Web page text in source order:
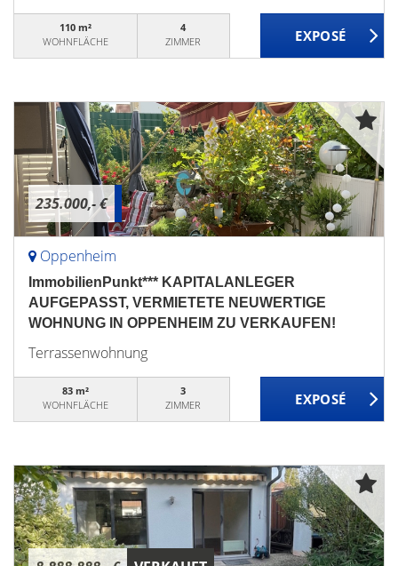
110 m²
WOHNFLÄCHE
4
ZIMMER
235.000,- €
Oppenheim
ImmobilienPunkt*** KAPITALANLEGER
AUFGEPASST, VERMIETETE NEUWERTIGE
WOHNUNG IN OPPENHEIM ZU VERKAUFEN!
Terrassenwohnung
83 m²
WOHNFLÄCHE
3
ZIMMER